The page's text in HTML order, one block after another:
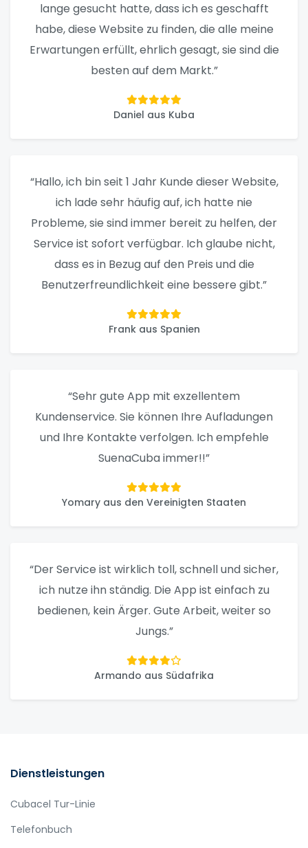
lange gesucht hatte, dass ich es geschafft
habe, diese Website zu finden, die alle meine
Erwartungen erfüllt, ehrlich gesagt, sie sind die
besten auf dem Markt.”
Daniel aus Kuba
“Hallo, ich bin seit 1 Jahr Kunde dieser Website,
ich lade sehr häufig auf, ich hatte nie
Probleme, sie sind immer bereit zu helfen, der
Service ist sofort verfügbar. Ich glaube nicht,
dass es in Bezug auf den Preis und die
Benutzerfreundlichkeit eine bessere gibt.”
Frank aus Spanien
“Sehr gute App mit exzellentem
Kundenservice. Sie können Ihre Aufladungen
und Ihre Kontakte verfolgen. Ich empfehle
SuenaCuba immer!!”
Yomary aus den Vereinigten Staaten
“Der Service ist wirklich toll, schnell und sicher,
ich nutze ihn ständig. Die App ist einfach zu
bedienen, kein Ärger. Gute Arbeit, weiter so
Jungs.”
Armando aus Südafrika
Dienstleistungen
Cubacel Tur-Linie
Telefonbuch